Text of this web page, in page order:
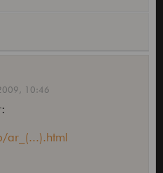
10:46
ar_(...).html